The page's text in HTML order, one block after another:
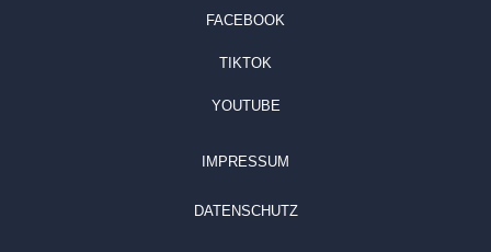
FACEBOOK
TIKTOK
YOUTUBE
IMPRESSUM
DATENSCHUTZ